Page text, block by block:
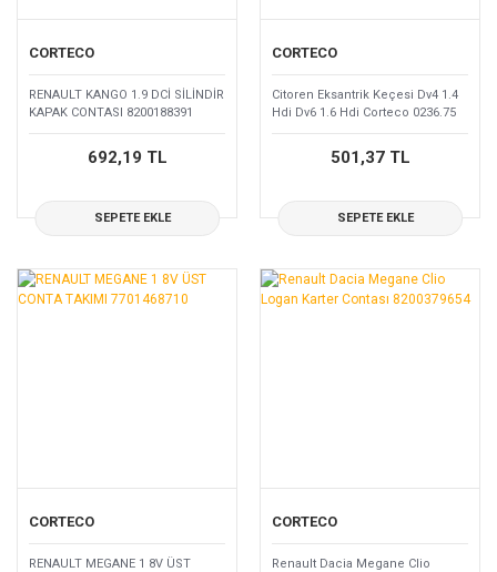
CORTECO
RENAULT KANGO 1.9 DCİ SİLİNDİR
KAPAK CONTASI 8200188391
692,19 TL
SEPETE EKLE
CORTECO
Citoren Eksantrik Keçesi Dv4 1.4
Hdi Dv6 1.6 Hdi Corteco 0236.75
501,37 TL
SEPETE EKLE
CORTECO
RENAULT MEGANE 1 8V ÜST
CORTECO
Renault Dacia Megane Clio